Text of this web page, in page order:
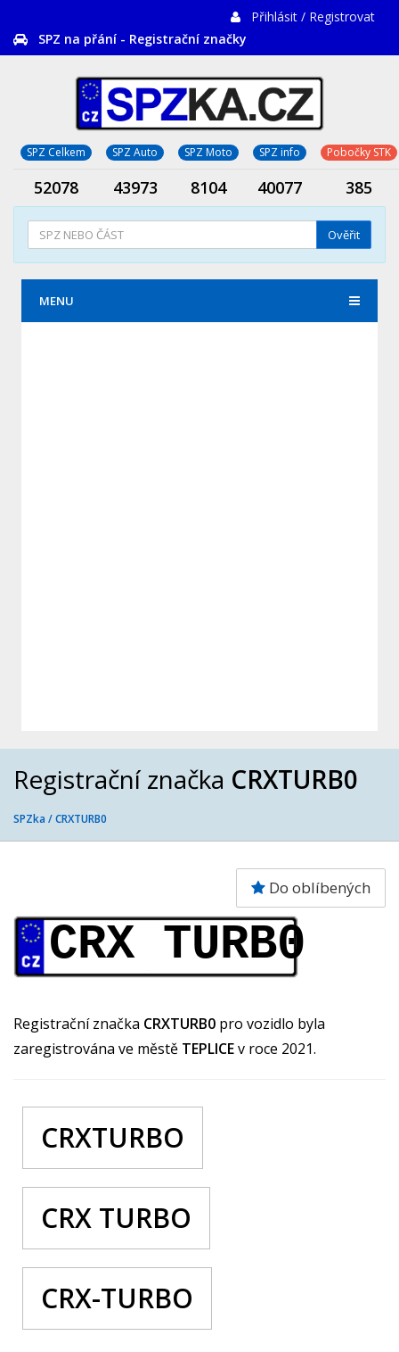
Přihlásit / Registrovat
SPZ na přání - Registrační značky
SPZ Celkem SPZ Auto SPZ Moto SPZ info Pobočky STK
52078 43973 8104 40077 385
Ověřit
MENU
Registrační značka CRXTURB0
SPZka /CRXTURB0
Do oblíbených
CRX TURB0
Registrační značka CRXTURB0 pro vozidlo byla
zaregistrována ve městě TEPLICEv roce 2021.
CRXTURBO
CRX TURBO
CRX-TURBO